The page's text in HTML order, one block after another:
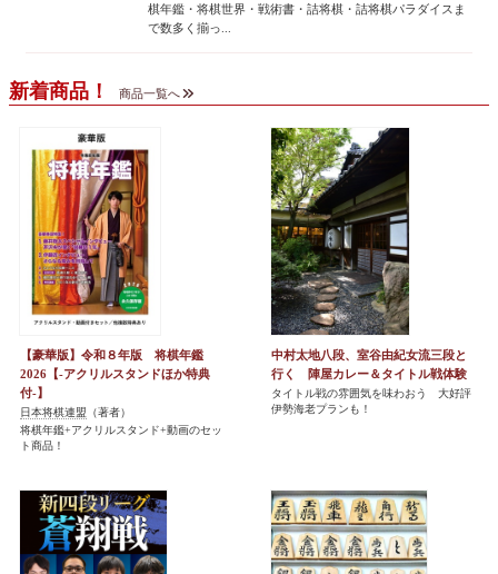
棋年鑑・将棋世界・戦術書・詰将棋・詰将棋パラダイスま
で数多く揃っ...
新着商品！ 商品一覧へ
【豪華版】令和８年版 将棋年鑑
2026【-アクリルスタンドほか特典
付-】
日本将棋連盟 （著者）
将棋年鑑+アクリルスタンド+動画のセッ
ト商品！
中村太地八段、室谷由紀女流三段と
行く 陣屋カレー＆タイトル戦体験
タイトル戦の雰囲気を味わおう 大好評
伊勢海老プランも！